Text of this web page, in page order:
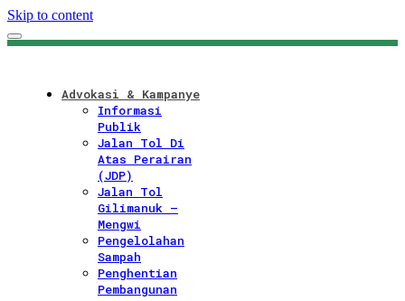
Skip to content
Advokasi & Kampanye
Informasi
Publik
Jalan Tol Di
Atas Perairan
(JDP)
Jalan Tol
Gilimanuk –
Mengwi
Pengelolahan
Sampah
Penghentian
Pembangunan